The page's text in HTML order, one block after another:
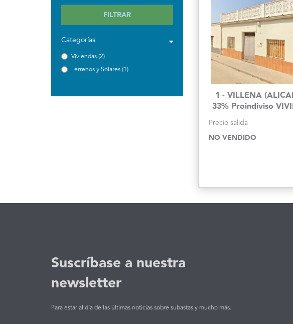
FILTRAR
Categorías
Viviendas (2)
Terrenos y Solares (1)
1 - VILLENA
33% Proindiviso
UNIFAMILIAR
Precio salida
NO VENDIDO
Suscríbase a nuestra
newsletter
Para estar al día de las últimas noticias sobre subastas y mucho más.